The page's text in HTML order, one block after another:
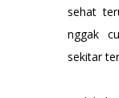
sehat
nggak
sekitar